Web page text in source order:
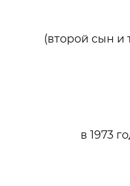
(второй сын и
в 1973